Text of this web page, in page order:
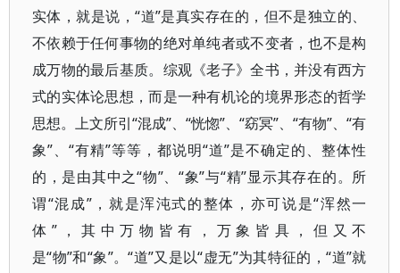
实体，就是说，“道”是真实存在的，但不是独立的、
不依赖于任何事物的绝对单纯者或不变者，也不是构
成万物的最后基质。综观《老子》全书，并没有西方
式的实体论思想，而是一种有机论的境界形态的哲学
思想。上文所引“混成”、“恍惚”、“窈冥”、“有物”、“有
象”、“有精”等等，都说明“道”是不确定的、整体性
的，是由其中之“物”、“象”与“精”显示其存在的。所
谓“混成”，就是浑沌式的整体，亦可说是“浑然一
体”，其中万物皆有，万象皆具，但又不
是“物”和“象”。“道”又是以“虚无”为其特征的，“道”就